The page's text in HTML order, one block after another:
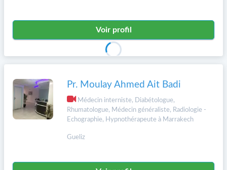
Voir profil
Pr. Moulay Ahmed Ait Badi
Médecin interniste, Diabétologue,
Rhumatologue, Médecin généraliste, Radiologie -
Echographie, Hypnothérapeute à Marrakech
Gueliz